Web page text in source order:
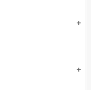
add
add